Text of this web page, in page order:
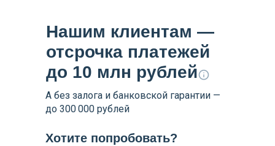
Нашим клиентам —
отсрочка платежей
до 10 млн рублей
А без залога и банковской гарантии —
до 300 000 рублей
Хотите попробовать?